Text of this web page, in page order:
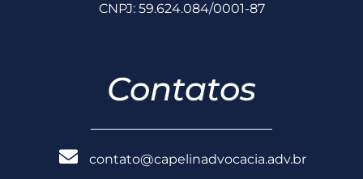
CNPJ: 59.624.084/0001-87
Contatos
contato@capelinadvocacia.adv.br